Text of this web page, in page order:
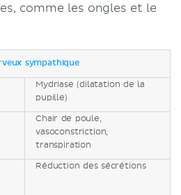
comme les ongles et le
sympathique
Mydriase (dilatation de la
pupille)
Chair de poule,
vasoconstriction,
transpiration
Réduction des sécrétions